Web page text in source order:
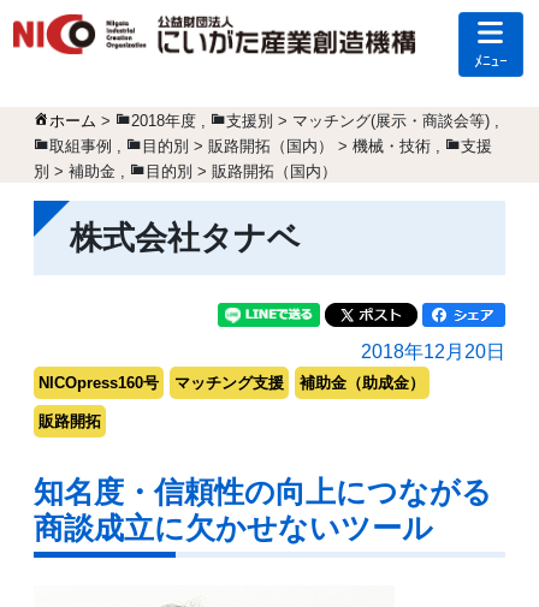
ﾒﾆｭｰ
ホーム > 2018年度 , 支援別 > マッチング(展示・商談会等) ,
取組事例 , 目的別 > 販路開拓（国内） > 機械・技術 ,
支援
別 > 補助金 , 目的別 > 販路開拓（国内）
株式会社タナベ
2018年12月20日
NICOpress160号 マッチング支援 補助金（助成金）
販路開拓
知名度・信頼性の向上につながる
商談成立に欠かせないツール